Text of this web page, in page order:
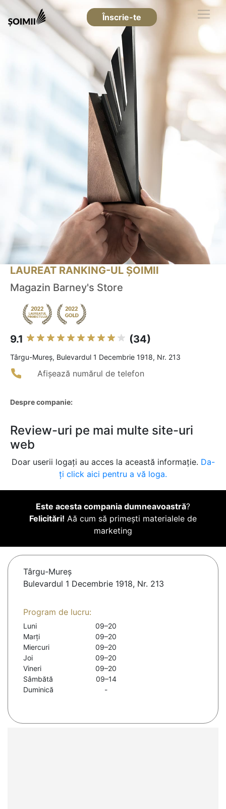
Înscrie-te
LAUREAT RANKING-UL ȘOIMII
Magazin Barney's Store
9.1 (34)
Târgu-Mureş, Bulevardul 1 Decembrie 1918, Nr. 213
Afișează numărul de telefon
Despre companie:
Review-uri pe mai multe site-uri
web
Doar userii logați au acces la această informație. Da-
ți click aici pentru a vă loga.
Este acesta compania dumneavoastră?
Felicitări! Aă cum să primești materialele de
marketing
Târgu-Mureş
Bulevardul 1 Decembrie 1918, Nr. 213
Program de lucru:
Luni
09–20
Marți
09–20
Miercuri
09–20
Joi
09–20
Vineri
09–20
Sâmbătă
09–14
Duminică
-